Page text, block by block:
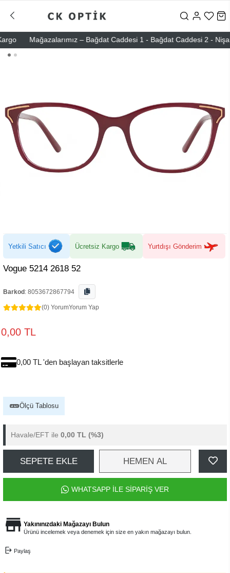
Mağazalarımız – Bağdat Caddesi 1 - Bağdat Caddesi 2 -
Yetkili Satıcı Ücretsiz Kargo Yurtdışı Gönderim
Vogue 5214 2618 52
Barkod : 8053672867794
(0) YorumYorum Yap
0,00 TL
0,00 TL 'den başlayan taksitlerle
Ölçü Tablosu
Havale/EFT ile 0,00 TL (%3)
SEPETE EKLE HEMEN AL
WHATSAPP İLE SİPARİŞ VER
Yakınınızdaki Mağazayı Bulun
Ürünü incelemek veya denemek için size en yakın mağazayı bulun.
Paylaş